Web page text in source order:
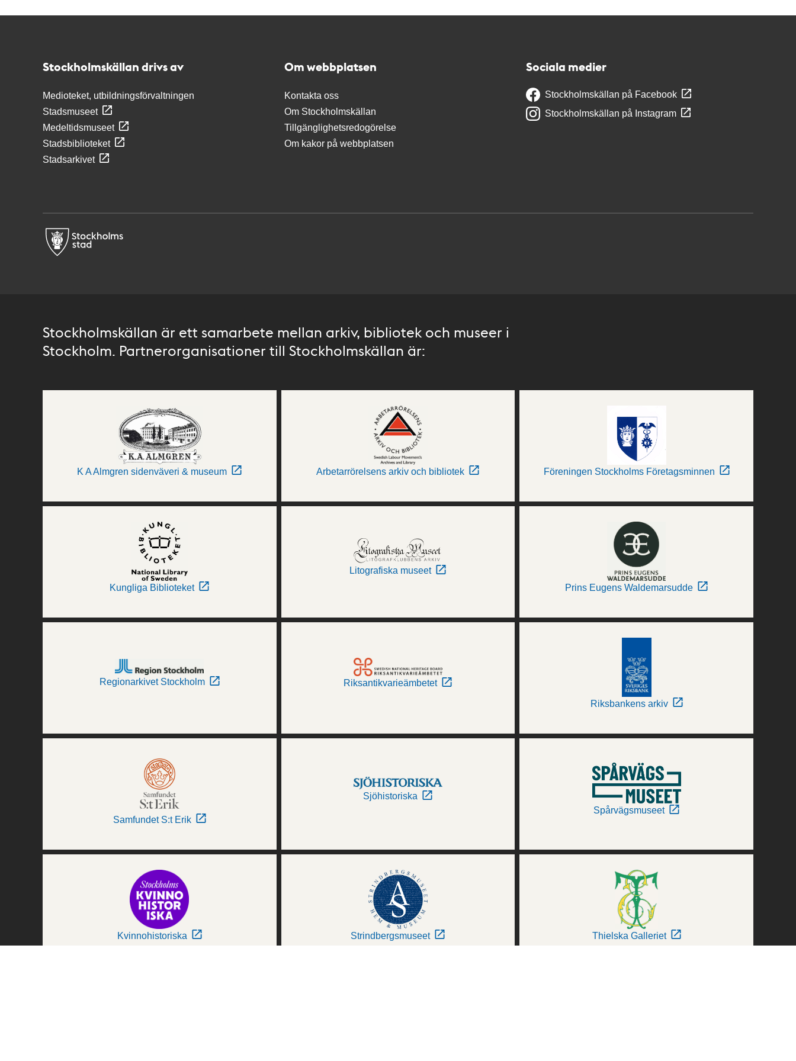
Stockholmskällan drivs av
Medioteket, utbildningsförvaltningen
Stadsmuseet
Medeltidsmuseet
Stadsbiblioteket
Stadsarkivet
Om webbplatsen
Kontakta oss
Om Stockholmskällan
Tillgänglighetsredogörelse
Om kakor på webbplatsen
Sociala medier
Stockholmskällan på Facebook
Stockholmskällan på Instagram
Stockholmskällan är ett samarbete mellan arkiv, bibliotek och museer i
Stockholm. Partnerorganisationer till Stockholmskällan är:
K A Almgren sidenväveri & museum Arbetarrörelsens arkiv och bibliotek Föreningen Stockholms Företagsminnen
Kungliga Biblioteket
Litografiska museet
Prins Eugens Waldemarsudde
Regionarkivet Stockholm Riksantikvarieämbetet
Riksbankens arkiv
Samfundet S:t Erik
Sjöhistoriska
Spårvägsmuseet
Kvinnohistoriska Strindbergsmuseet Thielska Galleriet